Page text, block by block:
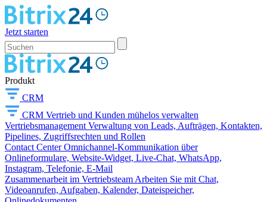
Jetzt starten
Produkt
CRM
CRM Vertrieb und Kunden mühelos verwalten
Vertriebsmanagement Verwaltung von Leads, Aufträgen, Kontakten,
Pipelines, Zugriffsrechten und Rollen
Contact Center Omnichannel-Kommunikation über
Onlineformulare, Website-Widget, Live-Chat, WhatsApp,
Instagram, Telefonie, E-Mail
Zusammenarbeit im Vertriebsteam Arbeiten Sie mit Chat,
Videoanrufen, Aufgaben, Kalender, Dateispeicher,